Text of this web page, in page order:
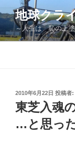
ン
テ
ン
地球クラ
～人生は 恥の上
投
稿
日:
2010年6月22日 投稿者:
東芝入魂
…と思った